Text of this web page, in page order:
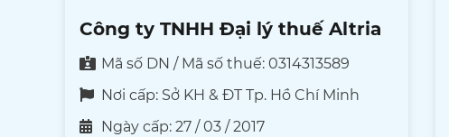
Công ty TNHH Đại lý thuế Altria
Mã số DN / Mã số thuế: 0314313589
Nơi cấp: Sở KH & ĐT Tp. Hồ Chí Minh
Ngày cấp: 27 / 03 / 2017